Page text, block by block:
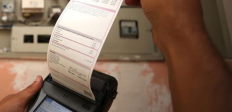
Ekolojik Geçiş Ajansı (ADEME) ve Fransız elektrik
işletmecisi RTE verilerine göre, ev aletlerinin yıllık enerji
açıklandı. Raporda, hanelerin yıllık toplam elektrik
yaklaşık yüzde 25’ini tek başına oluşturan cihaz ile diğer ev
tüketim miktarları ve enerji tasarrufu sağlayan kullanım
sıralandı.